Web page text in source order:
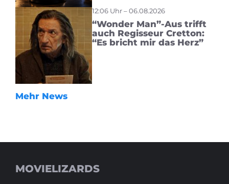
12:06 Uhr – 06.08.2026
“Wonder Man”-Aus trifft
auch Regisseur Cretton:
“Es bricht mir das Herz”
Mehr News
MOVIELIZARDS